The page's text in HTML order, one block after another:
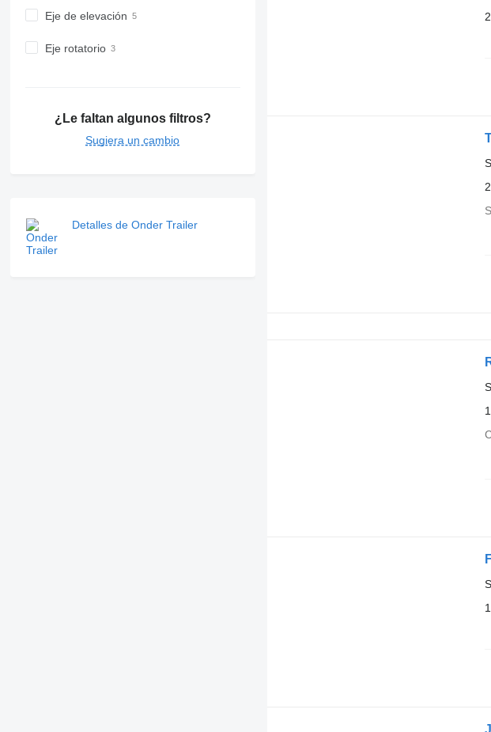
Eje de elevación
Eje rotatorio
¿Le faltan algunos filtros?
Sugiera un cambio
Detalles de Onder Trailer